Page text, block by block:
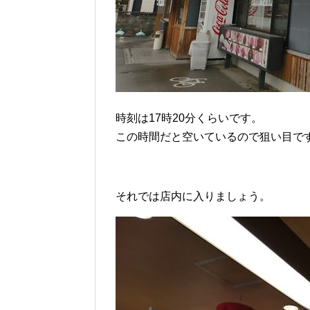
時刻は17時20分くらいです。
この時間だと空いているので狙い目で
それでは店内に入りましょう。